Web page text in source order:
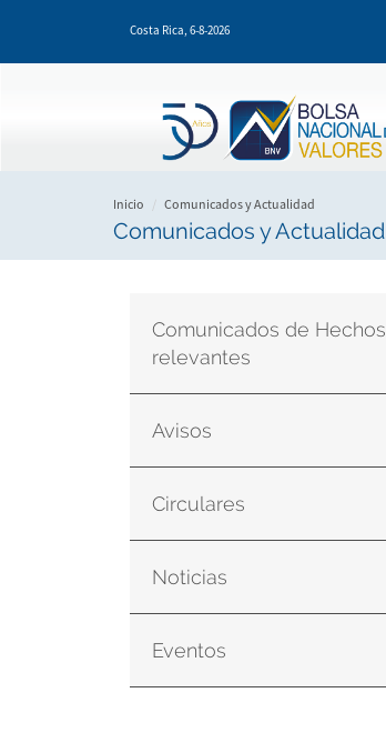
Costa Rica, 6-8-2026
Inicio Comunicados y Actualidad
Comunicados y Actualidad
Comunicados de Hechos
relevantes
Avisos
Circulares
Noticias
Eventos